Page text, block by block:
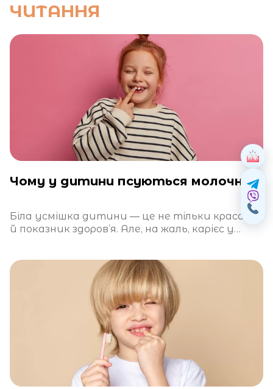
ЧИТАННЯ
Чому у дитини псуються молочні зуби?
Біла усмішка дитини — це не тільки краса, а
й показник здоров’я. Але, на жаль, карієс у